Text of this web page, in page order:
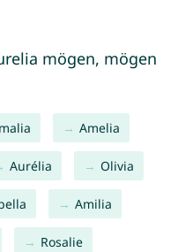
mögen, mögen
Amelia
Aurélia Olivia
Amilia
Rosalie